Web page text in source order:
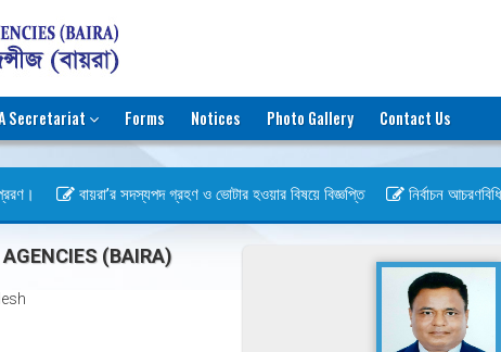
Secretariat Forms Notices Photo Gallery Contact Us
বায়রা’র সদস্যপদ গ্রহণ ও ভোটার হওয়ার বিষয়ে বিজ্ঞপ্তি নির্বাচন আচরণবিধি
(BAIRA)